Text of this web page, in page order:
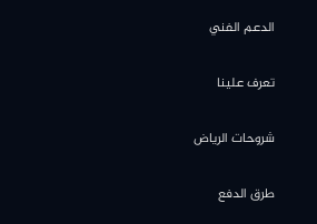
الدعم الفني
تعرف علينا
شروحات الرياض
طرق الدفع